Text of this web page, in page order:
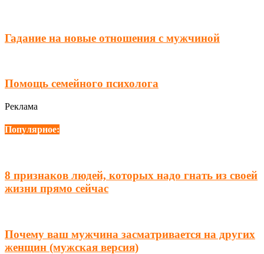
Гадание на новые отношения с мужчиной
Помощь семейного психолога
Реклама
Популярное:
8 признаков людей, которых надо гнать из своей
жизни прямо сейчас
Почему ваш мужчина засматривается на других
женщин (мужская версия)